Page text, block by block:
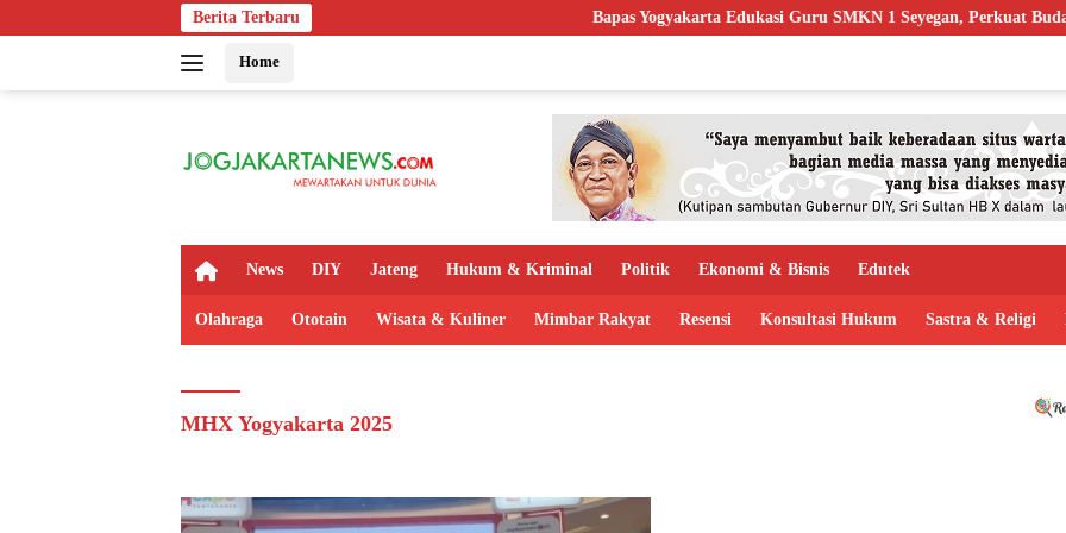
ke
Berita Terbaru Bapas Yogyakarta Edukasi Guru SMKN 1 Seyegan, Perkuat Budaya
Home
H
m
News DIY Jateng Hukum & Kriminal Politik Ekonomi & Bisnis Edutek
Olahraga Ototain Wisata & Kuliner Mimbar Rakyat Resensi Konsultasi Hukum Sastra & Religi
MHX Yogyakarta 2025